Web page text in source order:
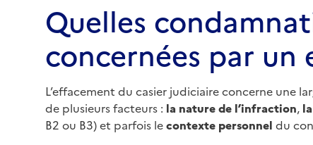
Quelles
concernées par un
L’effacement du casier judiciaire concerne une
de plusieurs facteurs : la nature de l’infraction,
B2 ou B3) et parfois lecontexte personnel du